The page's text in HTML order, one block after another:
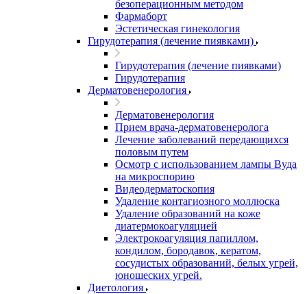
безоперационным методом
Фармаборт
Эстетическая гинекология
Гирудотерапия (лечение пиявками)
Гирудотерапия (лечение пиявками)
Гирудотерапия
Дерматовенерология
Дерматовенерология
Прием врача-дерматовенеролога
Лечение заболеваний передающихся
половым путем
Осмотр с использованием лампы Вуда
на микроспорию
Видеодерматоскопия
Удаление контагиозного моллюска
Удаление образований на коже
диатермокоагуляцией
Электрокоагуляция папиллом,
кондилом, бородавок, кератом,
сосудистых образований, белых угрей,
юношеских угрей.
Диетология